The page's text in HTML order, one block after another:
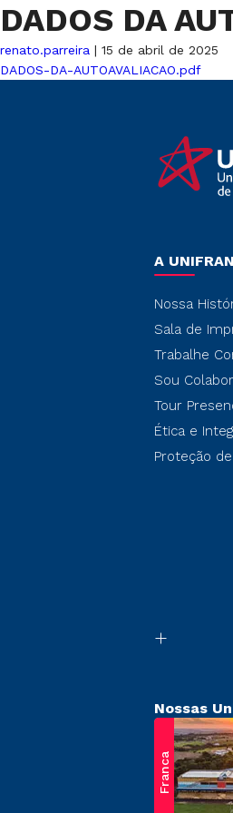
DADOS DA
renato.parreira | 15 de abril de 2025
DADOS-DA-AUTOAVALIACAO.pdf
A UNIFRAN
Nossa
Sala de
Trabalhe
Sou
Tour
Ética e
Proteção
Nossas
Franca